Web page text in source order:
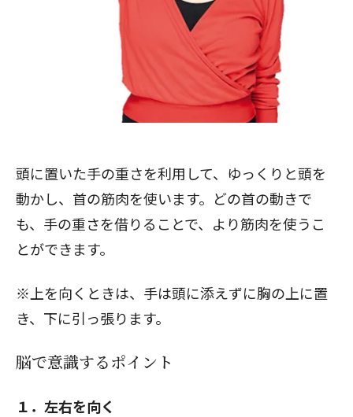
頭に置いた手の重さを利用して、ゆっくりと頭を
動かし、首の筋肉を使います。どの首の動きで
も、手の重さを借りることで、より筋肉を使うこ
とができます。
※上を向くときは、手は頭に添えずに胸の上に置
き、下に引っ張ります。
脳で意識するポイント
１．左右を向く